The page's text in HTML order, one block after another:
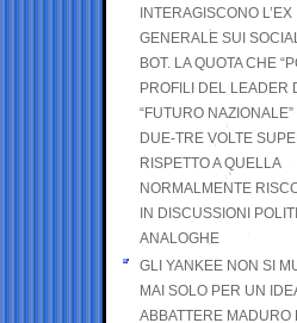
INTERAGISCONO L’EX
GENERALE SUI
BOT. LA QUOTA CHE
PROFILI DEL LEADER
“FUTURO NAZIONALE”
DUE-TRE VOLTE
RISPETTO A QUELLA
NORMALMENTE
IN DISCUSSIONI
ANALOGHE
GLI YANKEE NON SI
MAI SOLO PER UN
ABBATTERE MADURO